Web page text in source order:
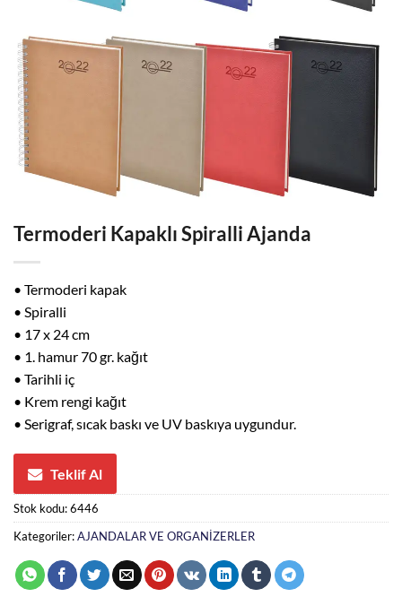
Termoderi Kapaklı Spiralli Ajanda
• Termoderi kapak
• Spiralli
• 17 x 24 cm
• 1. hamur 70 gr. kağıt
• Tarihli iç
• Krem rengi kağıt
• Serigraf, sıcak baskı ve UV baskıya uygundur.
Teklif Al
Stok kodu:6446
Kategoriler:AJANDALAR VE ORGANİZERLER